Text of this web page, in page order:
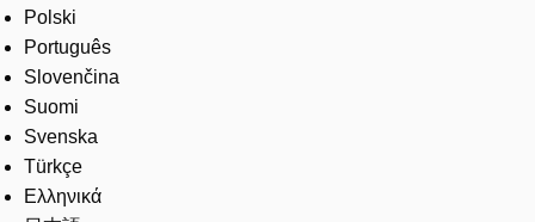
Polski
Português
Slovenčina
Suomi
Svenska
Türkçe
Ελληνικά